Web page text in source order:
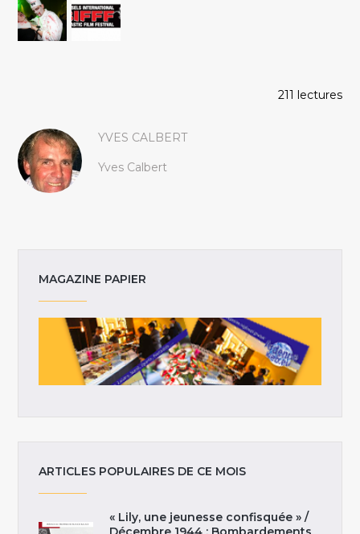
211 lectures
YVES CALBERT
Yves Calbert
MAGAZINE PAPIER
ARTICLES POPULAIRES DE CE MOIS
« Lily, une jeunesse confisquée » /